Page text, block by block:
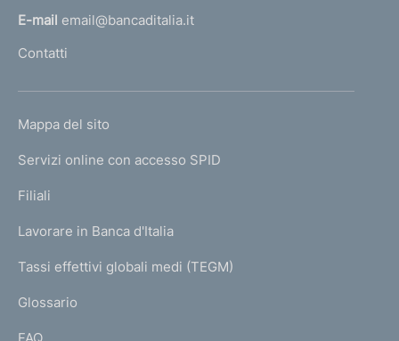
l
'
m
e
a
g
E-mail email@bancaditalia.it
Contatti
L
N
K
T
I
I
Mappa del sito
Servizi online con accesso SPID
Filiali
Lavorare in Banca d'Italia
Tassi effettivi globali medi (TEGM)
Glossario